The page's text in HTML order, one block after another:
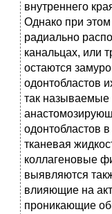
внутреннего
Однако при
радиально
канальцах, или
остаются
одонтобластов
так называемые
одонтобластов
тканевая
коллагеновые
выявляются
влияющие на
проникающие